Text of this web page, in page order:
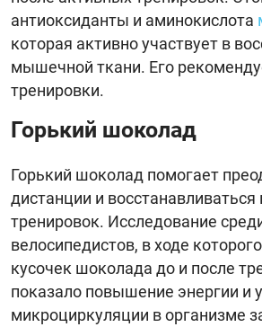
антиоксиданты и аминокислота
которая активно участвует в
мышечной ткани. Его
тренировки.
Горький шоколад
Горький шоколад помогает
дистанции и восстанавливаться
тренировок. Исследование
велосипедистов, в ходе
кусочек шоколада до и после
показало повышение энергии и
микроциркуляции в организме